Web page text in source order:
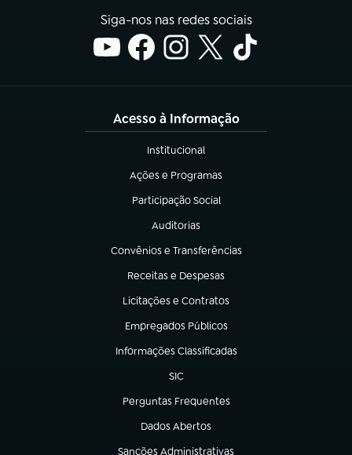
Siga-nos nas redes sociais
Acesso à Informação
Institucional
(abre em nova aba)
Ações e Programas
(abre em nova aba)
Participação Social
(abre em nova aba)
Auditorias
(abre em nova aba)
Convênios e Transferências
(abre em nova aba)
Receitas e Despesas
(abre em nova aba)
Licitações e Contratos
(abre em nova aba)
Empregados Públicos
(abre em nova aba)
Informações Classificadas
(abre em nova aba)
SIC
(abre em nova aba)
Perguntas Frequentes
(abre em nova aba)
Dados Abertos
(abre em nova aba)
Sanções Administrativas